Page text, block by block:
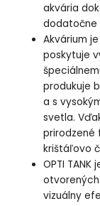
akvária
dodatočne
Akvárium
poskytuje
produkuje
a s
svetla.
prirodzené
krištáľovo
OPTI
otvorených
vizuálny